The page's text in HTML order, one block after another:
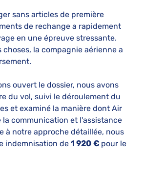
sans articles de première
de rechange a rapidement
en une épreuve stressante.
choses, la compagnie aérienne a
ouvert le dossier, nous avons
du vol, suivi le déroulement du
et examiné la manière dont Air
la communication et l'assistance
à notre approche détaillée, nous
indemnisation de 1 920 € pour le